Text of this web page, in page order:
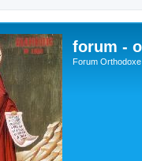
forum -
Forum